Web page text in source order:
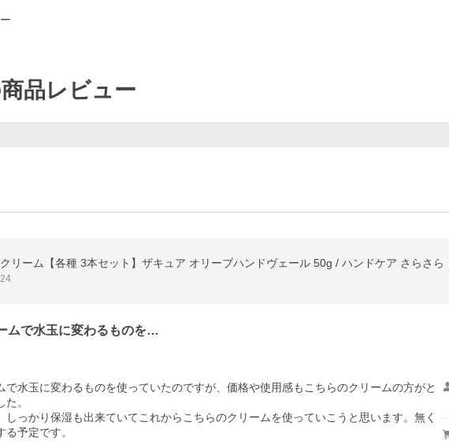
品レビュー
リーム【各種 3本セット】ザキュア オリーブハンドヴェール 50g / ハンドケア さらさ
ムで水玉に変わるものを…
で水玉に変わるものを使っていたのですが、価格や使用感もこちらのクリームの方がと
。
しっかり保湿も出来ていてこれからこちらのクリームを使っていこうと思います。無く
予定です。